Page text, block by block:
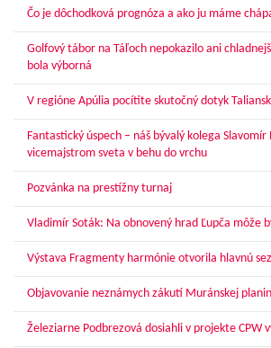
Čo je dôchodková prognóza a ako ju máme
Golfový tábor na Táľoch nepokazilo ani
bola výborná
V regióne Apúlia pocítite skutočný dotyk
Fantastický úspech – náš bývalý kolega
vicemajstrom sveta v behu do vrchu
Pozvánka na prestížny turnaj
Vladimír Soták: Na obnovený hrad Ľupča môže
Výstava Fragmenty harmónie otvorila hlavnú
Objavovanie neznámych zákutí Muránskej
Železiarne Podbrezová dosiahli v projekte CPW